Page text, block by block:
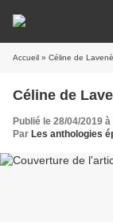
Accueil » Céline de
Céline de
Publié le 28/04/2019 à
Par Les anthologies